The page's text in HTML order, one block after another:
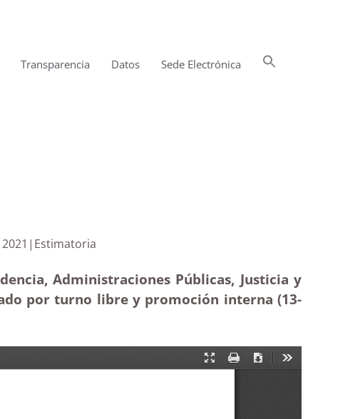
Transparencia Datos Sede Electrónica
OPE 2021|Estimatoria
Administraciones Públicas, Justicia y
por turno libre y promoción interna (13-